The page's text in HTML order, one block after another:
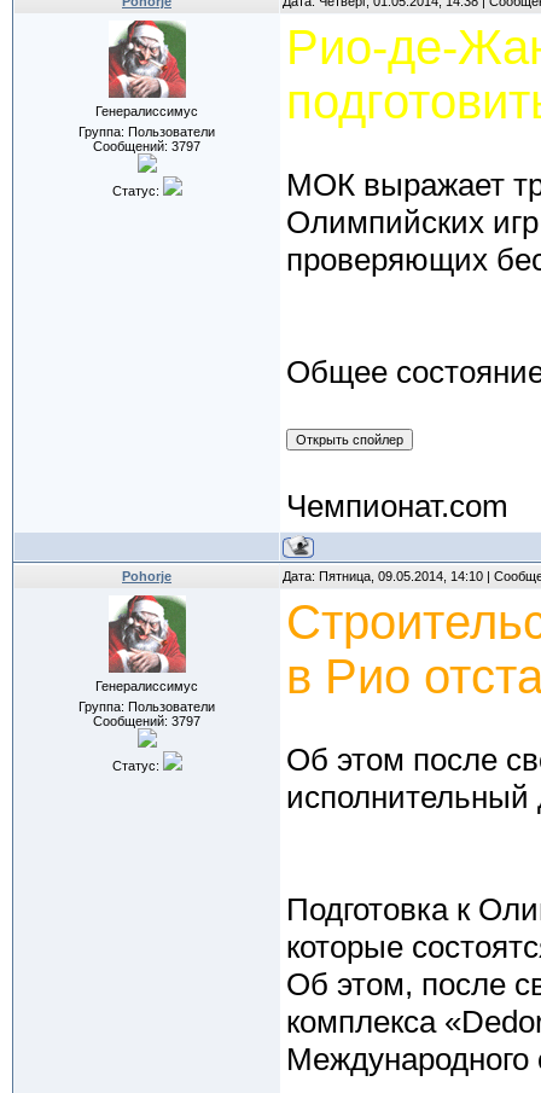
Генералиссимус
Группа: Пользователи
Сообщений: 3797
Статус:
Рио-де-
МОК выражает
Олимпийских
проверяющих
Общее
Чемпионат.com
Pohorje Дата: Пятница, 09.05.2014, 14:10 |
Генералиссимус
Группа: Пользователи
Сообщений: 3797
Статус:
в Рио
Об этом после
Подготовка к
которые
Об этом, после
комплекса
Международного